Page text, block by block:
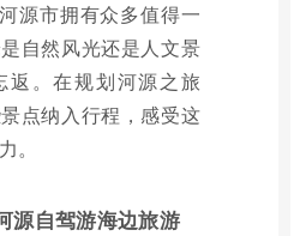
源市拥有众多值得一
自然风光还是人文景
返。在规划河源之旅
点纳入行程，感受这
。
源自驾游海边旅游